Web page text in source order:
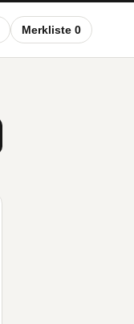
Merkliste 0